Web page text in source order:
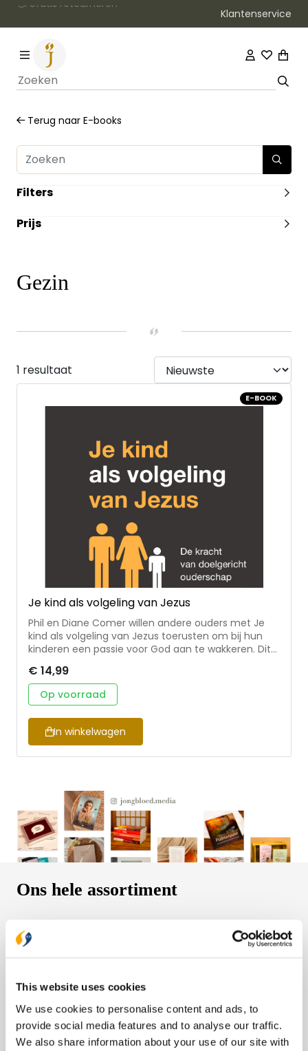
This website uses cookies
We use cookies to personalise content and ads, to
provide social media features and to analyse our traffic.
We also share information about your use of our site with
Klantenservice
Terug naar E-books
Filters
Zonder Illustraties
Ja (1)
Prijs
Gezin
1 resultaat
E-BOOK
Je kind als volgeling van Jezus
Phil en Diane Comer willen andere ouders met Je
kind als volgeling van Jezus toerusten om bij hun
kinderen een passie voor God aan te wakkeren. Dit
verlangen hebben hun kroost een levend geloof
mee te geven. In dit boek staan op de Bijbel
gebaseerde richtlijnen over het opvoeden van
kinderen, en uit het leven gegrepen, concrete
voorbeelden over hoe je dat in de praktijk brengt.
Alle levensfasen van kinderen komen aan bod: van
de geboorte totdat ze jongvolwassen zijn.
€ 14,99
Op voorraad
In winkelwagen
Ons hele assortiment
Bijbels
Bijbelse cadeaus
Herziene Statenvertaling
Willibrordvertaling
Zij Lacht